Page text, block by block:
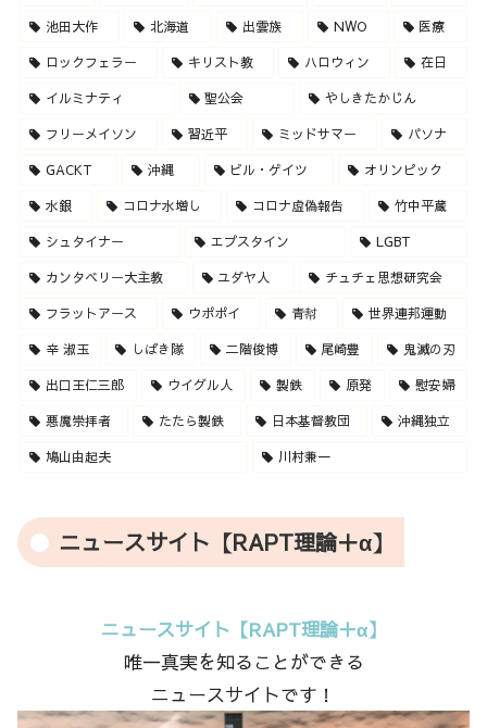
池田大作 北海道 出雲族 NWO 医療
ロックフェラー キリスト教 ハロウィン 在日
イルミナティ 聖公会 やしきたかじん
フリーメイソン 習近平 ミッドサマー パソナ
GACKT 沖縄 ビル・ゲイツ オリンピック
水銀 コロナ水増し コロナ虚偽報告 竹中平蔵
シュタイナー エプスタイン LGBT
カンタベリー大主教 ユダヤ人 チュチェ思想研究会
フラットアース ウポポイ 青幇 世界連邦運動
辛 淑玉 しばき隊 二階俊博 尾崎豊 鬼滅の刃
出口王仁三郎 ウイグル人 製鉄 原発 慰安婦
悪魔崇拝者 たたら製鉄 日本基督教団 沖縄独立
鳩山由起夫 川村兼一
ニュースサイト【RAPT理論＋α】
ニュースサイト【RAPT理論＋α】
唯一真実を知ることができる
ニュースサイトです！